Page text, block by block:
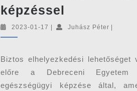
képzéssel
az
képzéssel
2023-01-17 2023-
| Juhász PéterJuhász
|
Biztos elhelyezkedési lehetőséget
előre a Debreceni Egyetem
egészségügyi képzése által,